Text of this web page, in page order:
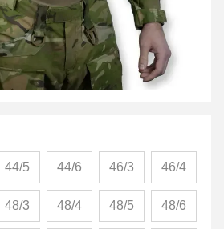
44/5 44/6 46/3 46/4
48/3 48/4 48/5 48/6